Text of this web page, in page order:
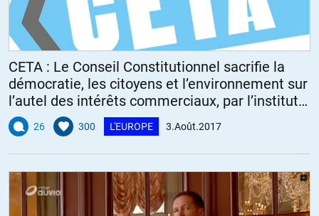
CETA : Le Conseil Constitutionnel sacrifie la
démocratie, les citoyens et l’environnement sur
l’autel des intérêts commerciaux, par l’institut
Veblen
26 300 L'EUROPE 3.Août.2017